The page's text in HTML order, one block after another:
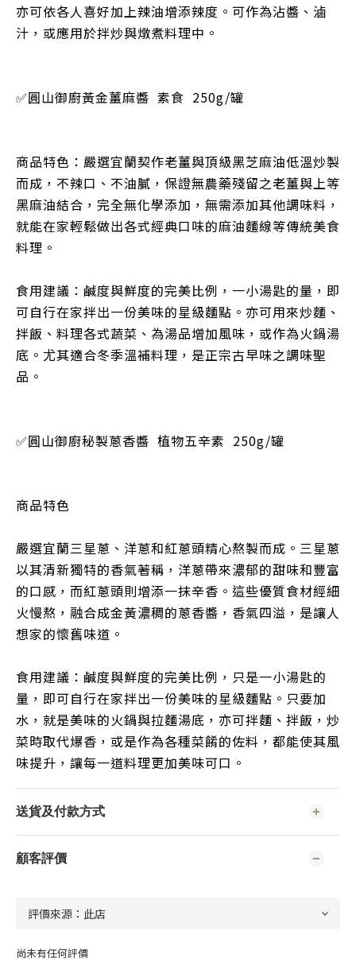
亦可依各人喜好加上辣油增添辣度。可作為沾醬、滷
汁，或應用於拌炒與燉煮料理中。
✅圓山御廚黃金薑麻醬 素食 250g/罐
商品特色：嚴選宜蘭契作老薑與頂級黑芝麻油低溫炒製
而成，不辣口、不油膩，保證無農藥殘留之老薑與上等
黑麻油結合，完全無化學添加，無需添加其他調味料，
就能在家輕鬆做出各式經典口味的麻油麵線等傳統美食
料理。
食用建議：鹹度與鮮度的完美比例，一小湯匙的量，即
可自行在家拌出一份美味的星級麵點。亦可用來炒麵、
拌飯、料理各式蔬菜、為湯品增加風味，或作為火鍋湯
底。尤其適合冬季溫補料理，是正宗古早味之調味聖
品。
✅圓山御廚秘製蔥香醬 植物五辛素 250g/罐
商品特色
嚴選宜蘭三星蔥、洋蔥和紅蔥頭精心熬製而成。三星蔥
以其清新獨特的香氣著稱，洋蔥帶來濃郁的甜味和豐富
的口感，而紅蔥頭則增添一抹辛香。這些優質食材經細
火慢熬，融合成金黃濃稠的蔥香醬，香氣四溢，是讓人
想家的懷舊味道。
食用建議：鹹度與鮮度的完美比例，只是一小湯匙的
量，即可自行在家拌出一份美味的星級麵點。只要加
水，就是美味的火鍋與拉麵湯底，亦可拌麵、拌飯，炒
菜時取代爆香，或是作為各種菜餚的佐料，都能使其風
味提升，讓每一道料理更加美味可口。
送貨及付款方式
顧客評價
尚未有任何評價